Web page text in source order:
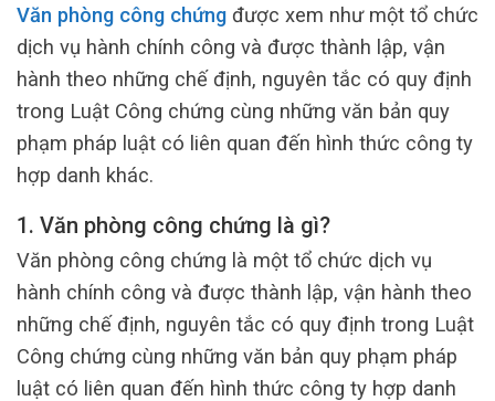
Văn phòng công chứng được xem như một tổ chức
dịch vụ hành chính công và được thành lập, vận
hành theo những chế định, nguyên tắc có quy định
trong Luật Công chứng cùng những văn bản quy
phạm pháp luật có liên quan đến hình thức công ty
hợp danh khác.
1. Văn phòng công chứng là gì?
Văn phòng công chứng là một tổ chức dịch vụ
hành chính công và được thành lập, vận hành theo
những chế định, nguyên tắc có quy định trong Luật
Công chứng cùng những văn bản quy phạm pháp
luật có liên quan đến hình thức công ty hợp danh